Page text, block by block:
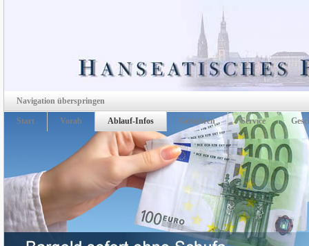
Navigation überspringen
Start Vorab Ablauf-Infos Gebühren Service